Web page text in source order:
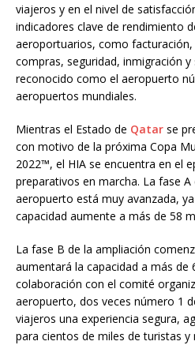
viajeros y en el nivel de
indicadores clave de rendimiento
aeroportuarios, como facturación,
compras, seguridad, inmigración y
reconocido como el aeropuerto
aeropuertos mundiales.
Mientras el Estado de Qatar se
con motivo de la próxima Copa
2022™, el HIA se encuentra en el
preparativos en marcha. La fase
aeropuerto está muy avanzada,
capacidad aumente a más de 58
La fase B de la ampliación
aumentará la capacidad a más de
colaboración con el comité
aeropuerto, dos veces número 1
viajeros una experiencia segura,
para cientos de miles de turistas y